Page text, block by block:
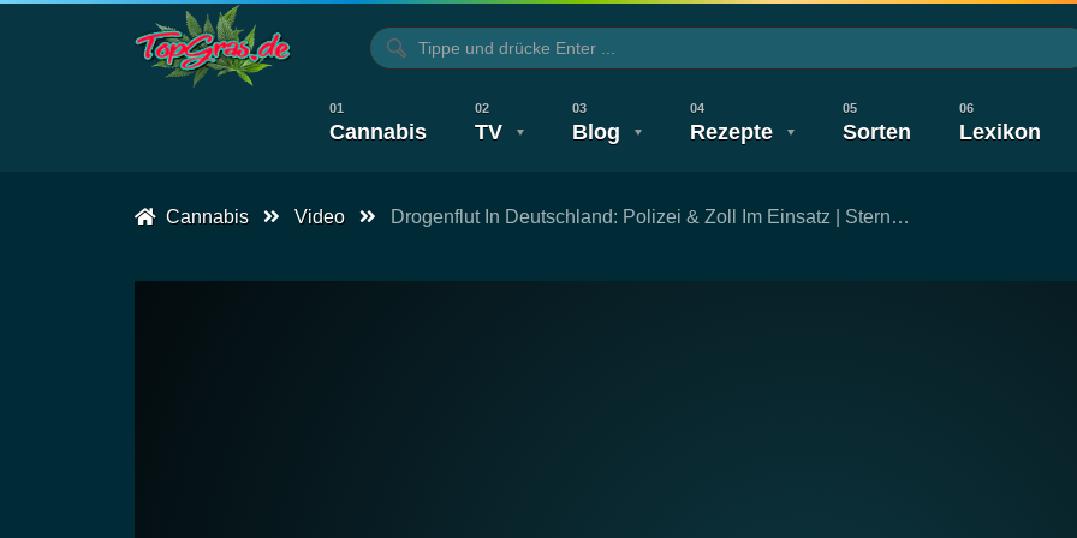
Cannabis TV Blog Rezepte Sorten Lexikon
Cannabis Video Drogenflut In Deutschland: Polizei & Zoll Im Einsatz | Stern…